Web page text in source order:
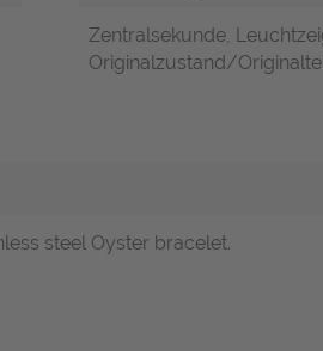
Zentralsekunde,
Originalzustand/
steel Oyster bracelet.